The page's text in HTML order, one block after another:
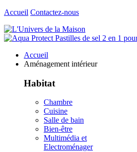
Accueil Contactez-nous
Accueil
Aménagement intérieur
Habitat
Chambre
Cuisine
Salle de bain
Bien-être
Multimédia et
Electroménager